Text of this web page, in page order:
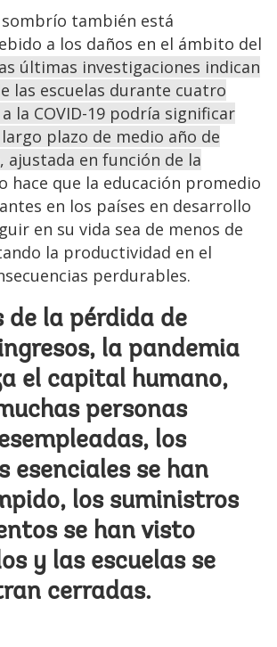
también está
a los daños en el ámbito del
últimas investigaciones indican
las escuelas durante cuatro
la COVID-19 podría significar
plazo de medio año de
ajustada en función de la
hace que la educación promedio
en los países en desarrollo
en su vida sea de menos de
la productividad en el
perdurables.
de la pérdida de
la pandemia
el capital humano,
personas
los
esenciales se han
los suministros
se han visto
y las escuelas se
cerradas.